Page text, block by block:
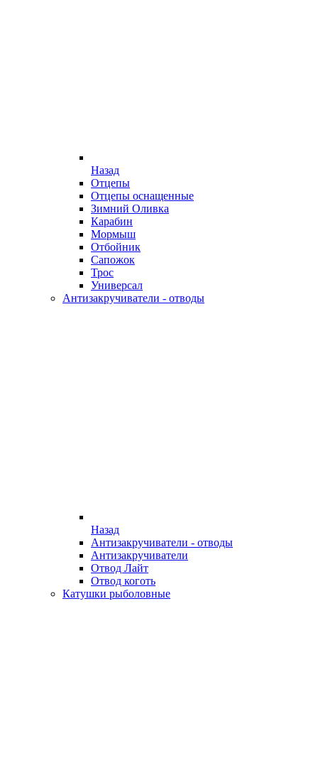
Назад
Отцепы
Отцепы оснащенные
Зимний Оливка
Карабин
Мормыш
Отбойник
Сапожок
Трос
Универсал
Антизакручиватели - отводы
Назад
Антизакручиватели - отводы
Антизакручиватели
Отвод Лайт
Отвод коготь
Катушки рыболовные